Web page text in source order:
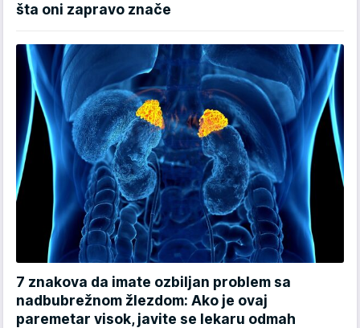
šta oni zapravo znače
7 znakova da imate ozbiljan problem sa
nadbubrežnom žlezdom: Ako je ovaj
paremetar visok, javite se lekaru odmah